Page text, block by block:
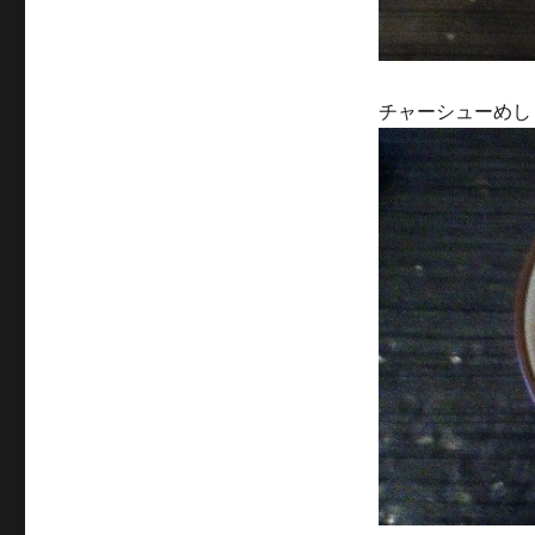
チャーシューめ